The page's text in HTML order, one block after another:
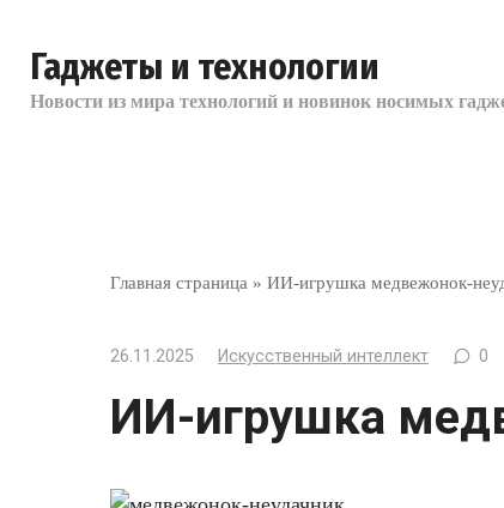
контенту
Гаджеты и технологии
Новости из мира технологий и новинок носимых
Главная страница » ИИ-игрушка медвежонок-
26.11.2025 Искусственный интеллект 0
ИИ-игрушка